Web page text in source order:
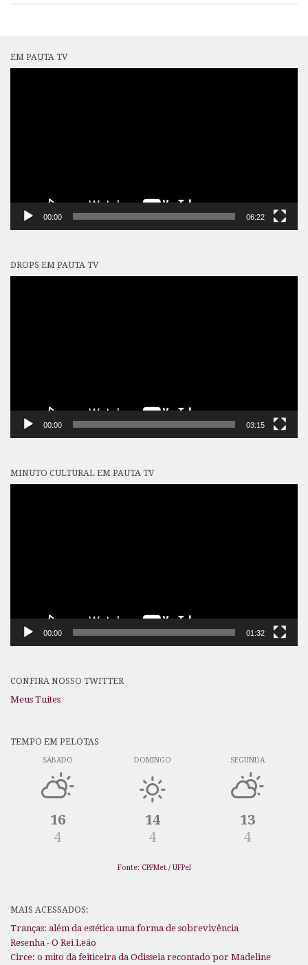
EM PAUTA TV
00:00 06:22
DROPS EM PAUTA TV
00:00 03:15
MINUTO CULTURAL EM PAUTA TV
00:00 01:32
CONFIRA NOSSO TWITTER
Meus Tuítes
TEMPO EM PELOTAS
SÁBADO
16
4
DOMINGO
14
4
SEGUNDA
13
4
Fonte: CPPMet / UFPel
MAIS ACESSADOS:
Tranças: além da estética uma forma de sobrevivência
Resenha - O Rei Leão
Circe: o mito da feiticeira da Odisseia recontado por Madeline